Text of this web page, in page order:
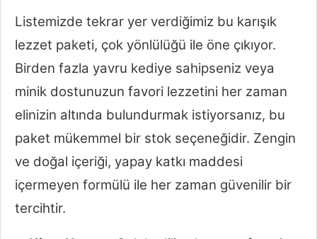
Listemizde tekrar yer verdiğimiz bu karışık
lezzet paketi, çok yönlülüğü ile öne çıkıyor.
Birden fazla yavru kediye sahipseniz veya
minik dostunuzun favori lezzetini her zaman
elinizin altında bulundurmak istiyorsanız, bu
paket mükemmel bir stok seçeneğidir. Zengin
ve doğal içeriği, yapay katkı maddesi
içermeyen formülü ile her zaman güvenilir bir
tercihtir.